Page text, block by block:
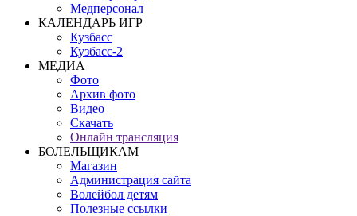
Медперсонал
КАЛЕНДАРЬ ИГР
Кузбасс
Кузбасс-2
МЕДИА
Фото
Архив фото
Видео
Скачать
Онлайн трансляция
БОЛЕЛЬЩИКАМ
Магазин
Администрация сайта
Волейбол детям
Полезные ссылки